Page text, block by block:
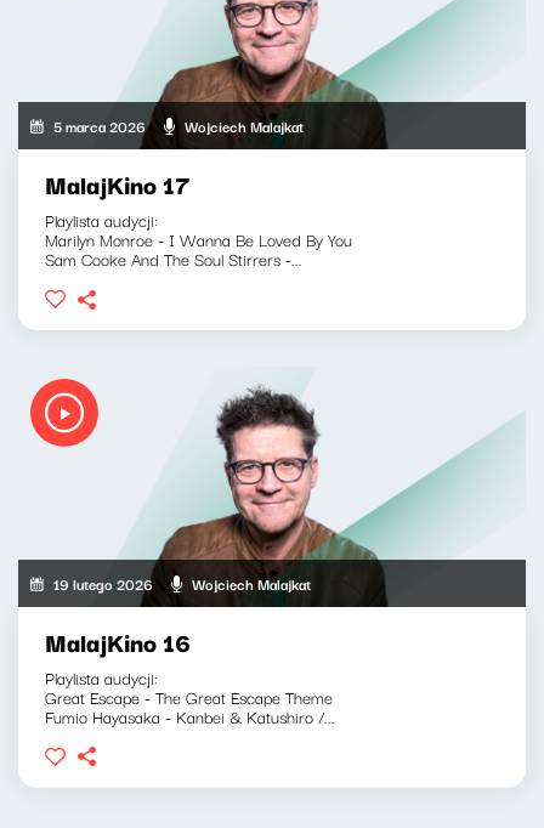
5 marca 2026 Wojciech Malajkat
MalajKino 17
Playlista audycji:
Marilyn Monroe - I Wanna Be Loved By You
Sam Cooke And The Soul Stirrers -...
19 lutego 2026 Wojciech Malajkat
MalajKino 16
Playlista audycji:
Great Escape - The Great Escape Theme
Fumio Hayasaka - Kanbei & Katushiro /...